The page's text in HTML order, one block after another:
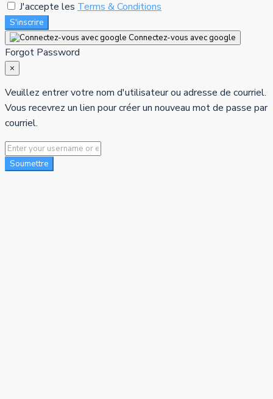
J'accepte les Terms & Conditions
S'inscrire
Connectez-vous avec google
Forgot Password
×
Veuillez entrer votre nom d'utilisateur ou adresse de courriel.
Vous recevrez un lien pour créer un nouveau mot de passe par
courriel.
Soumettre